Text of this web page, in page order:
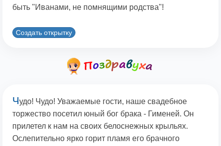
быть "Иванами, не помнящими родства"!
Создать открытку
Чудо! Чудо! Уважаемые гости, наше свадебное
торжество посетил юный бог брака - Гименей. Он
прилетел к нам на своих белоснежных крыльях.
Ослепительно ярко горит пламя его брачного